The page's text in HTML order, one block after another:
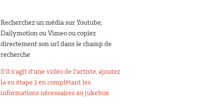
Recherchez un média sur Youtube,
Dailymotion ou Vimeo ou copiez
directement son url dans le champ de
recherche
S'il s'agit d'une vidéo de l'artiste, ajoutez
la en étape 2 en complétant les
informations nécessaires au jukebox